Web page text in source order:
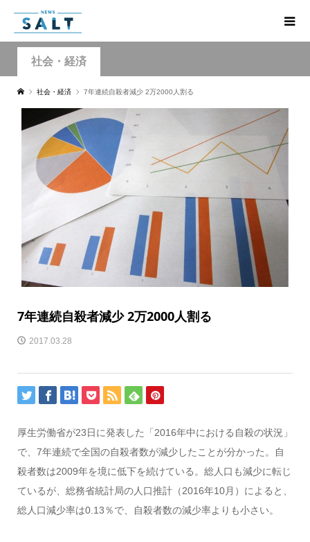
社会・経済
社会・経済 7年連続自殺者減少 2万2000人割る
7年連続自殺者減少 2万2000人割る
2017.03.28
厚生労働省が23日に発表した「2016年中における自殺の状況」
で、7年連続で全国の自殺者数が減少したことが分かった。自
殺者数は2009年を境に低下を続けている。総人口も減少に転じ
ているが、総務省統計局の人口推計（2016年10月）によると、
総人口減少率は0.13％で、自殺者数の減少率よりも小さい。